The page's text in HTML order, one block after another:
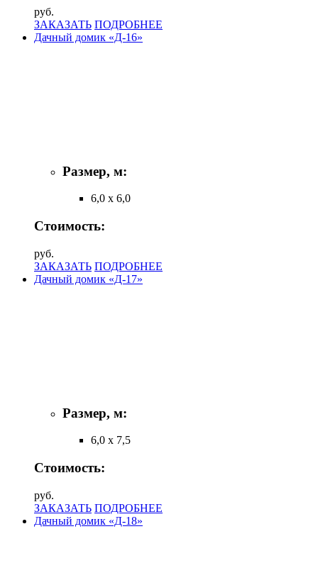
руб.
ЗАКАЗАТЬ ПОДРОБНЕЕ
Дачный домик «Д-16»
Размер, м:
6,0 х 6,0
Стоимость:
руб.
ЗАКАЗАТЬ ПОДРОБНЕЕ
Дачный домик «Д-17»
Размер, м:
6,0 х 7,5
Стоимость:
руб.
ЗАКАЗАТЬ ПОДРОБНЕЕ
Дачный домик «Д-18»